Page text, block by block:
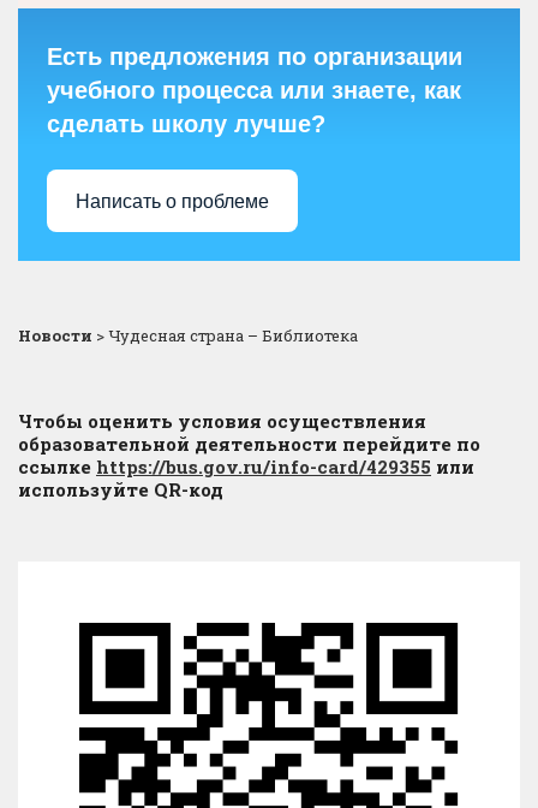
Есть предложения по организации
учебного процесса или знаете, как
сделать школу лучше?
Написать о проблеме
Новости >Чудесная страна – Библиотека
Чтобы оценить условия осуществления
образовательной деятельности перейдите по
ссылке https://bus.gov.ru/info-card/429355 или
используйте QR-код